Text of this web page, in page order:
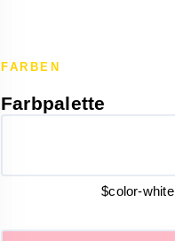
FARBEN
Farbpalette
$color-white